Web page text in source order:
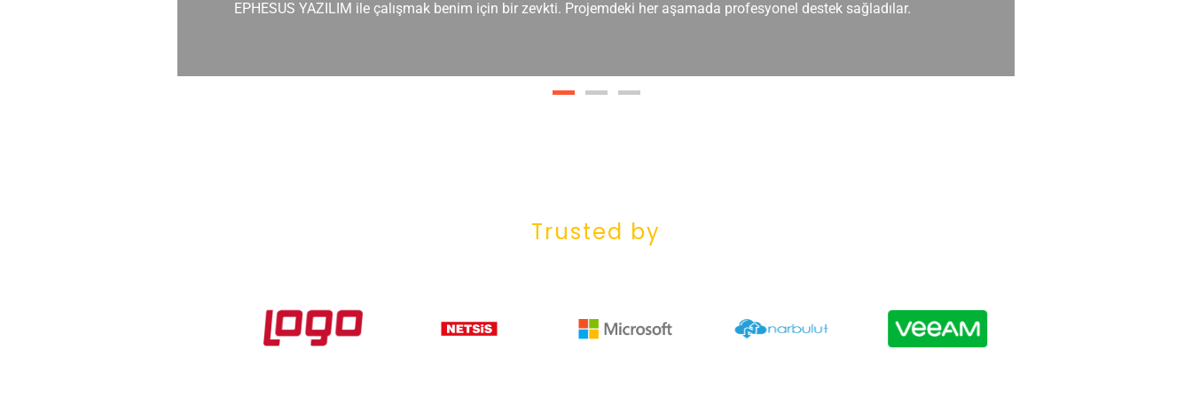
EPHESUS YAZILIM ile çalışmak benim için bir zevkti. Projemdeki her aşamada profesyonel destek sağladılar.
Trusted by